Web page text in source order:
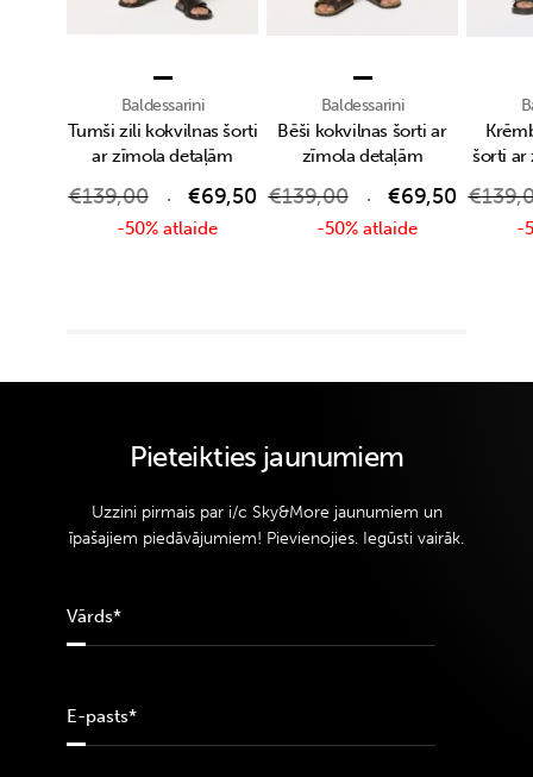
Baldessarini
Tumši zili kokvilnas šorti
ar zīmola detaļām
€139,00 €69,50
-50% atlaide
Baldessarini
Bēši kokvilnas šorti ar
zīmola detaļām
€139,00 €69,50
-50% atlaide
šorti ar
€
-
Pieteikties jaunumiem
Uzzini pirmais par i/c Sky&More jaunumiem un
īpašajiem piedāvājumiem! Pievienojies. Iegūsti vairāk.